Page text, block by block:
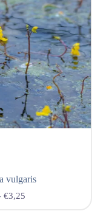
vulgaris
€3,25